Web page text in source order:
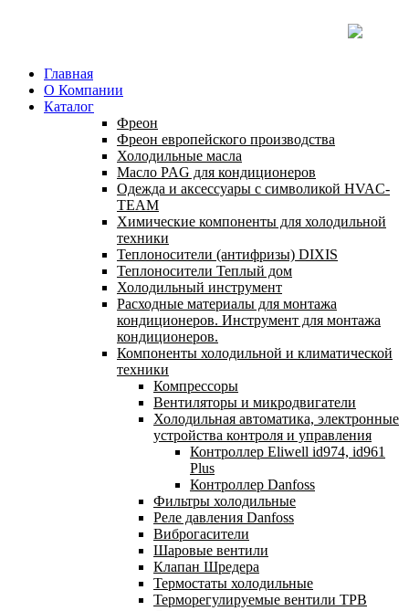
Главная
О Компании
Каталог
Фреон
Фреон европейского производства
Холодильные масла
Масло PAG для кондиционеров
Одежда и аксессуары с символикой HVAC-
TEAM
Химические компоненты для холодильной
техники
Теплоносители (антифризы) DIXIS
Теплоносители Теплый дом
Холодильный инструмент
Расходные материалы для монтажа
кондиционеров. Инструмент для монтажа
кондиционеров.
Компоненты холодильной и климатической
техники
Компрессоры
Вентиляторы и микродвигатели
Холодильная автоматика, электронные
устройства контроля и управления
Контроллер Eliwell id974, id961
Plus
Контроллер Danfoss
Фильтры холодильные
Реле давления Danfoss
Виброгасители
Шаровые вентили
Клапан Шредера
Термостаты холодильные
Терморегулируемые вентили ТРВ